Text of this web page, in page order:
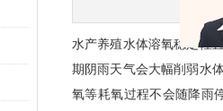
水产养殖水体溶氧稳定性
期阴雨天气会大幅削弱水
氧等耗氧过程不会随降雨